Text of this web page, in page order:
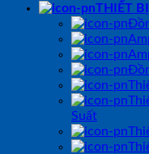
THIẾT
Suất